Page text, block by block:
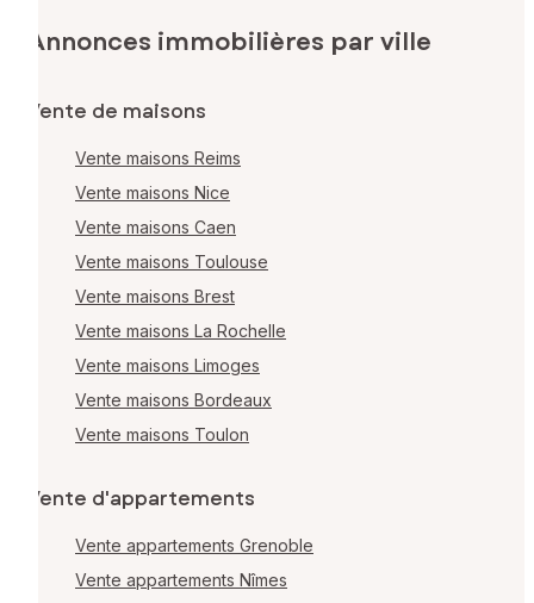
Annonces immobilières par ville
Vente de maisons
Vente maisons Reims
Vente maisons Nice
Vente maisons Caen
Vente maisons Toulouse
Vente maisons Brest
Vente maisons La Rochelle
Vente maisons Limoges
Vente maisons Bordeaux
Vente maisons Toulon
Vente d'appartements
Vente appartements Grenoble
Vente appartements Nîmes